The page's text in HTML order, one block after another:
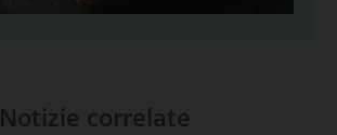
Notizie correlate